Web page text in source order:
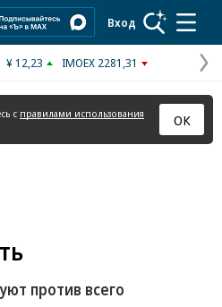
Вход
¥ 12,23 IMOEX 2281,31
с правилами использования
ОК
против всего